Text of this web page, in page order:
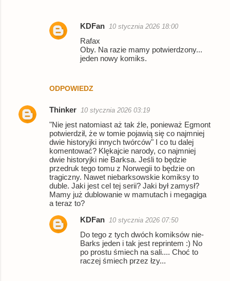
ODPOWIEDZ
KDFan 10 stycznia 2026 18:00
Rafax
Oby. Na razie mamy potwierdzony...
jeden nowy komiks.
Thinker 10 stycznia 2026 03:19
"Nie jest natomiast aż tak źle, ponieważ Egmont
potwierdził, że w tomie pojawią się co najmniej
dwie historyjki innych twórców" I co tu dalej
komentować? Klękajcie narody, co najmniej
dwie historyjki nie Barksa. Jeśli to będzie
przedruk tego tomu z Norwegii to będzie on
tragiczny. Nawet niebarksowskie komiksy to
duble. Jaki jest cel tej serii? Jaki był zamysł?
Mamy już dublowanie w mamutach i megagiga
a teraz to?
KDFan 10 stycznia 2026 07:50
Do tego z tych dwóch komiksów nie-
Barks jeden i tak jest reprintem :) No
po prostu śmiech na sali.... Choć to
raczej śmiech przez łzy...